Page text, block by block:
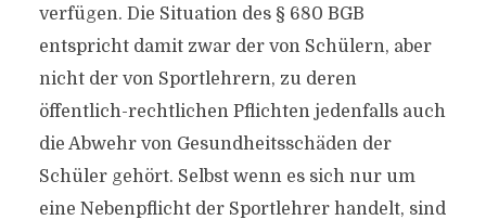
verfügen. Die Situation des § 680 BGB
entspricht damit zwar der von Schülern, aber
nicht der von Sportlehrern, zu deren
öffentlich-rechtlichen Pflichten jedenfalls auch
die Abwehr von Gesundheitsschäden der
Schüler gehört. Selbst wenn es sich nur um
eine Nebenpflicht der Sportlehrer handelt, sind